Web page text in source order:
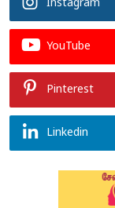
Instagram
YouTube
Pinterest
Linkedin